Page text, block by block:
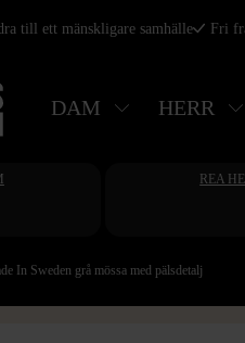
till ett mänskligare samhälle Fri
DAM HERR
REA
In Sweden grå mössa med pälsdetalj